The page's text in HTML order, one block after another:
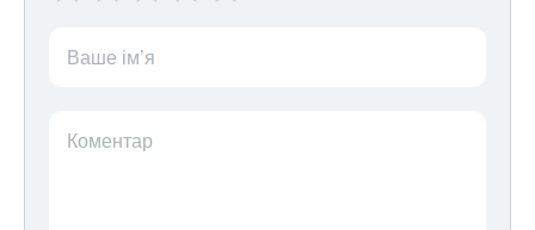
Ваше ім’я
Коментар